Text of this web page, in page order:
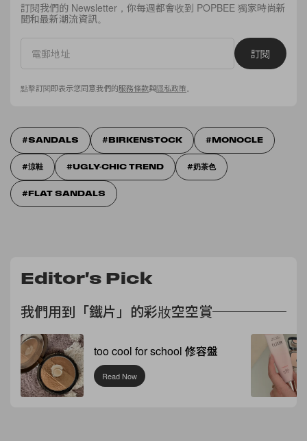
訂閱我們的 Newsletter，你每週都會收到 POPBEE 獨家時尚新
聞和最新潮流資訊。
訂閱
點擊訂閱即表示您同意我們的服務條款與隱私政策。
SANDALS BIRKENSTOCK MONOCLE
涼鞋 UGLY-CHIC TREND 奶茶色
FLAT SANDALS
Editor's Pick
我們用到「鐵片」的彩妝空空賞
too cool for school 修容盤
Read Now